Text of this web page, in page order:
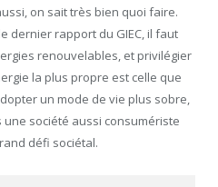
on sait très bien quoi faire.
dernier rapport du GIEC, il faut
renouvelables, et privilégier
la plus propre est celle que
un mode de vie plus sobre,
société aussi consumériste
défi sociétal.